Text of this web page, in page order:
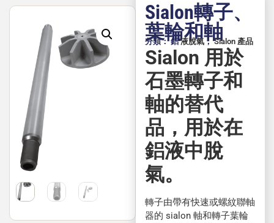
Sialon轉子、
葉輪和軸
分類： 鋁液脫氣，Sialon 產品
Sialon 用於
石墨轉子和
軸的替代
品，用於在
鋁液中脫
氣。
轉子由帶有快速或螺紋聯軸
器的 sialon 軸和轉子葉輪